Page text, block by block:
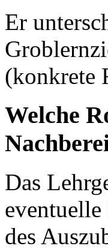
Er
(konkrete
Welche
Das
des